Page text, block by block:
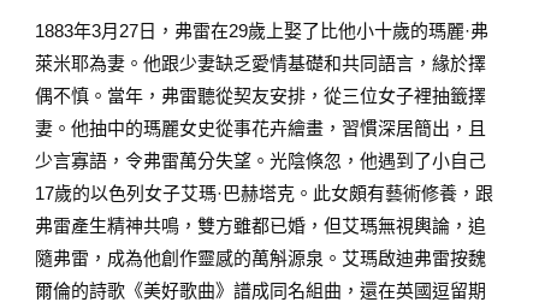
1883年3月27日，弗雷在29歲上娶了比他小十歲的瑪麗·弗
萊米耶為妻。他跟少妻缺乏愛情基礎和共同語言，緣於擇
偶不慎。當年，弗雷聽從契友安排，從三位女子裡抽籤擇
妻。他抽中的瑪麗女史從事花卉繪畫，習慣深居簡出，且
少言寡語，令弗雷萬分失望。光陰倏忽，他遇到了小自己
17歲的以色列女子艾瑪·巴赫塔克。此女頗有藝術修養，跟
弗雷產生精神共鳴，雙方雖都已婚，但艾瑪無視輿論，追
隨弗雷，成為他創作靈感的萬斛源泉。艾瑪啟迪弗雷按魏
爾倫的詩歌《美好歌曲》譜成同名組曲，還在英國逗留期